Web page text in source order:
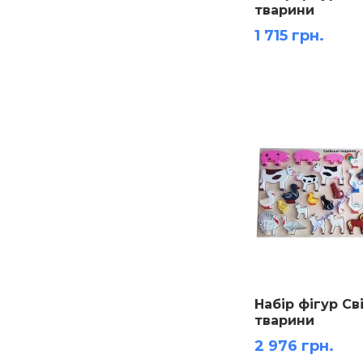
тварини
1 715 грн.
Набір фігур
тварини
2 976 грн.